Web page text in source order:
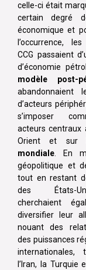
celle-ci était
certain degré
économique et
l’occurrence,
CCG passaient
d’économie
modèle post-
abandonnaient
d’acteurs
s’imposer
acteurs centraux
Orient et sur
mondiale . En
géopolitique et
tout en restant
des États-
cherchaient
diversifier leur
nouant des
des puissances
internationales,
l’Iran, la Turquie